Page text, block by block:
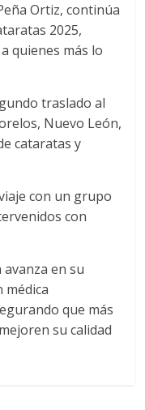
Ortiz, continúa
2025,
quienes más lo
traslado al
Nuevo León,
cataratas y
con un grupo
con
avanza en su
que más
su calidad